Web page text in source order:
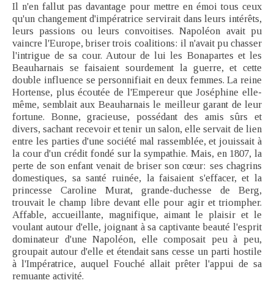
Il n'en fallut pas davantage pour mettre en émoi tous ceux
qu'un changement d'impératrice servirait dans leurs intérêts,
leurs passions ou leurs convoitises. Napoléon avait pu
vaincre l'Europe, briser trois coalitions: il n'avait pu chasser
l'intrigue de sa cour. Autour de lui les Bonapartes et les
Beauharnais se faisaient sourdement la guerre, et cette
double influence se personnifiait en deux femmes. La reine
Hortense, plus écoutée de l'Empereur que Joséphine elle-
même, semblait aux Beauharnais le meilleur garant de leur
fortune. Bonne, gracieuse, possédant des amis sûrs et
divers, sachant recevoir et tenir un salon, elle servait de lien
entre les parties d'une société mal rassemblée, et jouissait à
la cour d'un crédit fondé sur la sympathie. Mais, en 1807, la
perte de son enfant venait de briser son cœur: ses chagrins
domestiques, sa santé ruinée, la faisaient s'effacer, et la
princesse Caroline Murat, grande-duchesse de Berg,
trouvait le champ libre devant elle pour agir et triompher.
Affable, accueillante, magnifique, aimant le plaisir et le
voulant autour d'elle, joignant à sa captivante beauté l'esprit
dominateur d'une Napoléon, elle composait peu à peu,
groupait autour d'elle et étendait sans cesse un parti hostile
à l'Impératrice, auquel Fouché allait prêter l'appui de sa
remuante activité.